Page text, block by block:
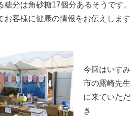
糖分は角砂糖17個分あるそうです。
お客様に健康の情報をお伝えします
今回はいすみ
市の露崎先生
に来ていただ
き